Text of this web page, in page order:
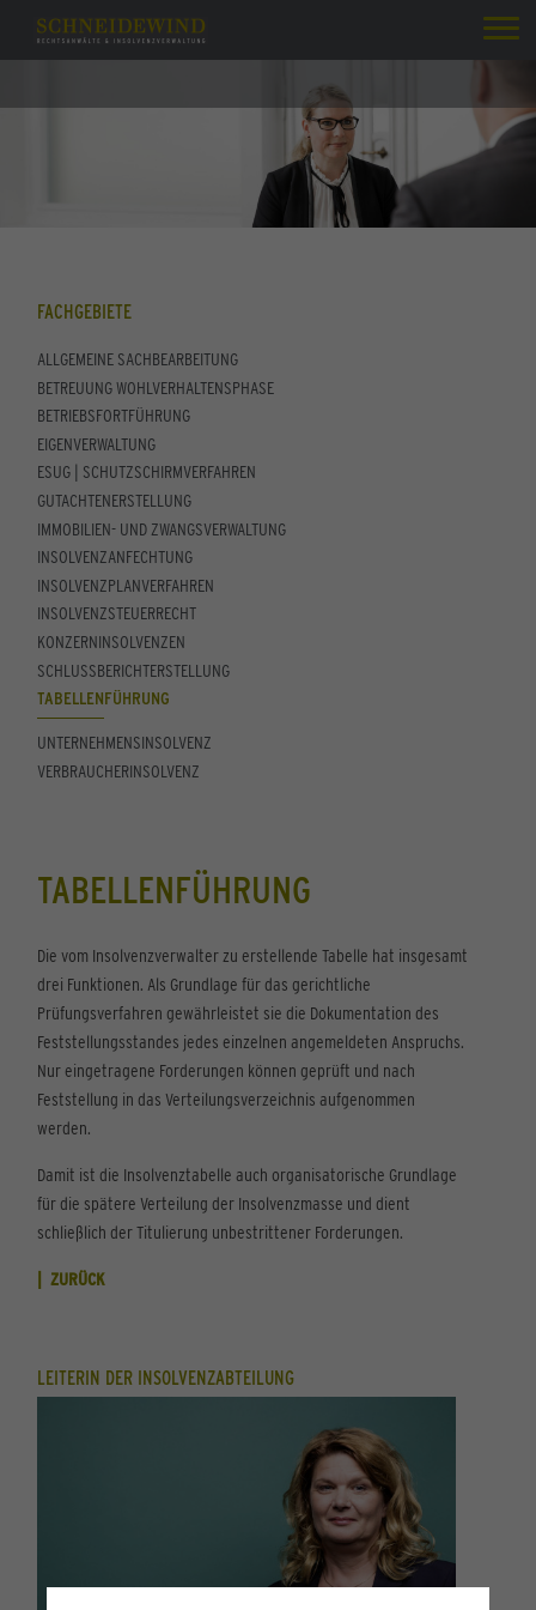
FACHGEBIETE
ALLGEMEINE SACHBEARBEITUNG
BETREUUNG WOHLVERHALTENSPHASE
BETRIEBSFORTFÜHRUNG
EIGENVERWALTUNG
ESUG | SCHUTZSCHIRMVERFAHREN
GUTACHTENERSTELLUNG
IMMOBILIEN- UND ZWANGSVERWALTUNG
INSOLVENZANFECHTUNG
INSOLVENZPLANVERFAHREN
INSOLVENZSTEUERRECHT
KONZERNINSOLVENZEN
SCHLUSSBERICHTERSTELLUNG
TABELLENFÜHRUNG
UNTERNEHMENSINSOLVENZ
VERBRAUCHERINSOLVENZ
TABELLENFÜHRUNG
Die vom Insolvenzverwalter zu erstellende Tabelle hat insgesamt
drei Funktionen. Als Grundlage für das gerichtliche
Prüfungsverfahren gewährleistet sie die Dokumentation des
Feststellungsstandes jedes einzelnen angemeldeten Anspruchs.
Nur eingetragene Forderungen können geprüft und nach
Feststellung in das Verteilungsverzeichnis aufgenommen
werden.
Damit ist die Insolvenztabelle auch organisatorische Grundlage
für die spätere Verteilung der Insolvenzmasse und dient
schließlich der Titulierung unbestrittener Forderungen.
ZURÜCK
LEITERIN DER INSOLVENZABTEILUNG